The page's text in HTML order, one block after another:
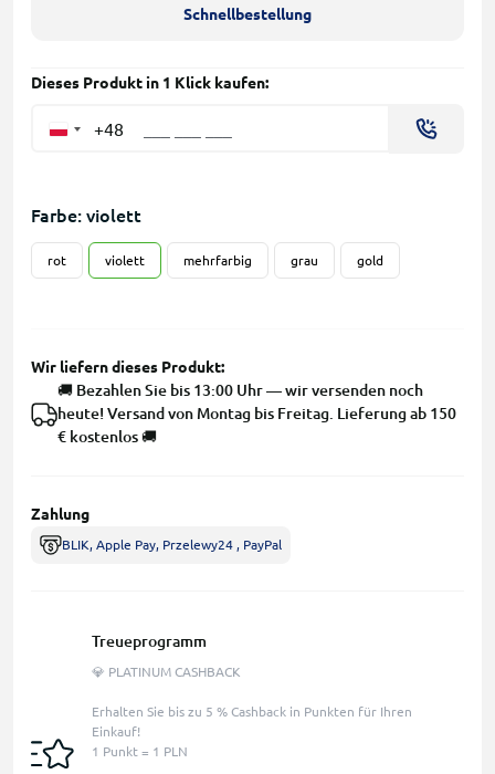
Schnellbestellung
Dieses Produkt in 1 Klick kaufen:
+48
Farbe: violett
rot violett mehrfarbig grau gold
Wir liefern dieses Produkt:
🚚 Bezahlen Sie bis 13:00 Uhr — wir versenden noch
heute! Versand von Montag bis Freitag. Lieferung ab 150
€ kostenlos 🚚
Zahlung
BLIK, Apple Pay, Przelewy24 , PayPal
Treueprogramm
💎 PLATINUM CASHBACK
Erhalten Sie bis zu 5 % Cashback in Punkten für Ihren
Einkauf!
1 Punkt = 1 PLN